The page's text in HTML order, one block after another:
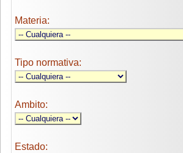
Materia:
Tipo normativa:
Ambito:
Estado: